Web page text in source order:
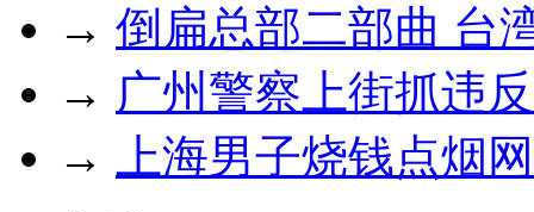
→ 倒扁总部二部曲 台
→ 广州警察上街抓违
→
上海男子烧钱点烟